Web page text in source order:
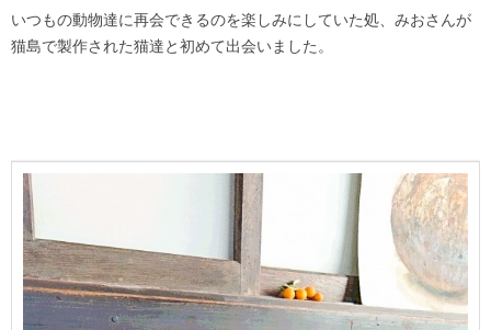
いつもの動物達に再会できるのを楽しみにしていた処、みおさんが
猫島で製作された猫達と初めて出会いました。